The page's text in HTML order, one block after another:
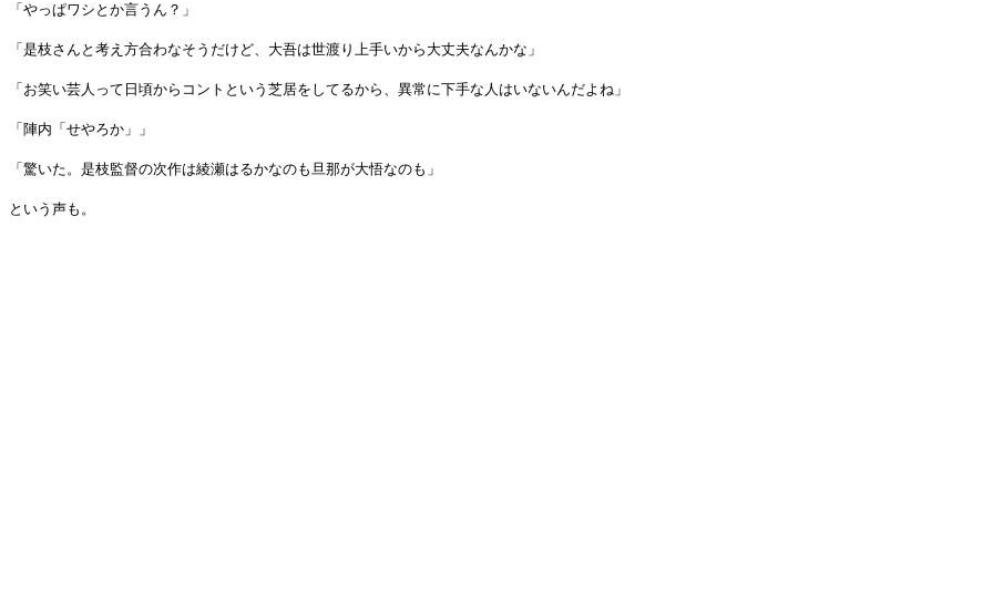
「やっぱワシとか言うん？」
「是枝さんと考え方合わなそうだけど、大吾は世渡り上手いから大丈夫なんかな」
「お笑い芸人って日頃からコントという芝居をしてるから、異常に下手な人はいないんだよね」
「陣内「せやろか」」
「驚いた。是枝監督の次作は綾瀬はるかなのも旦那が大悟なのも」
という声も。